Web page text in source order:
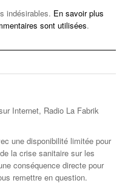
indésirables. En savoir plus
sont utilisées.
Internet, Radio La Fabrik
une disponibilité limitée pour
la crise sanitaire sur les
conséquence directe pour
remettre en question.